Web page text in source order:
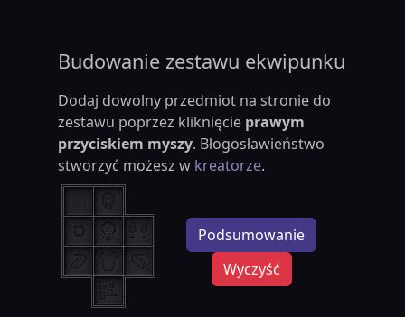
Budowanie zestawu ekwipunku
Dodaj dowolny przedmiot na stronie do
zestawu poprzez kliknięcie prawym
przyciskiem myszy. Błogosławieństwo
stworzyć możesz w kreatorze.
Podsumowanie
Wyczyść